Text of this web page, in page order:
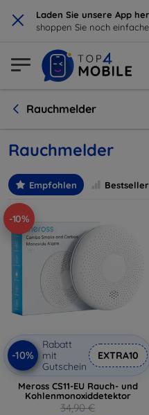
× Laden Sie unsere App
shoppen Sie noch
Rauchmelder
Rauchmelder
Empfohlen Bestseller
-10%
-10%
Rabatt
mit
Gutschein
EXTRA10
Meross CS11-EU Rauch- und
Kohlenmonoxiddetektor
34,90 €